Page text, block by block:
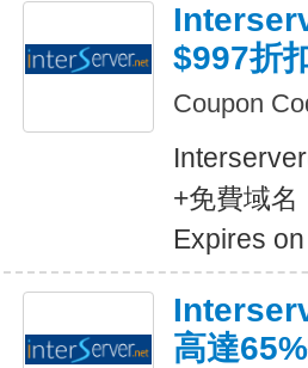
$997折
Coupon
+免費域名
Expires
高達